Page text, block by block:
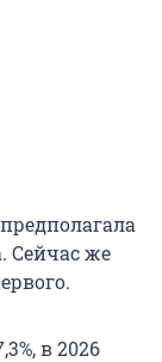
Сейчас же
в 2026